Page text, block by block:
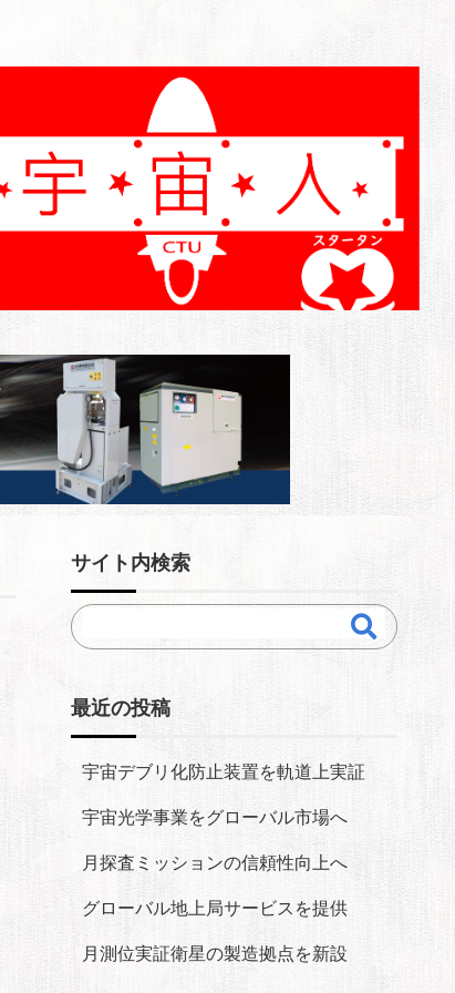
サイト内検索
最近の投稿
宇宙デブリ化防止装置を軌道上実証
宇宙光学事業をグローバル市場へ
月探査ミッションの信頼性向上へ
グローバル地上局サービスを提供
月測位実証衛星の製造拠点を新設